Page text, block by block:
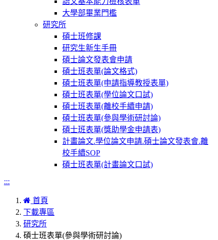
大學部畢業門檻
研究所
碩士班修課
研究生新生手冊
碩士論文發表會申請
碩士班表單(論文格式)
碩士班表單(申請指導教授表單)
碩士班表單(學位論文口試)
碩士班表單(離校手續申請)
碩士班表單(參與學術研討論)
碩士班表單(獎助學金申請表)
計畫論文.學位論文申請.碩士論文發表會.離
校手續SOP
碩士班表單(計畫論文口試)
:::
首頁
下載專區
研究所
碩士班表單(參與學術研討論)